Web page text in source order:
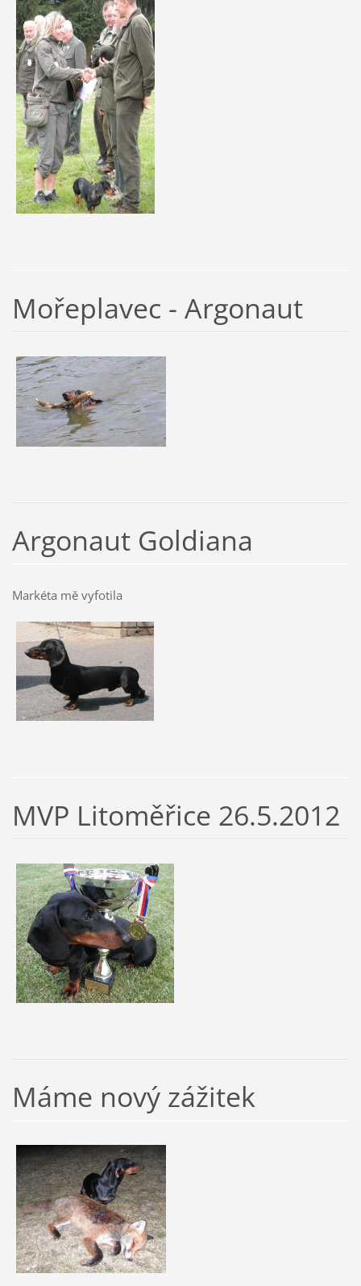
Mořeplavec - Argonaut
Argonaut Goldiana
Markéta mě vyfotila
MVP Litoměřice 26.5.2012
Máme nový zážitek